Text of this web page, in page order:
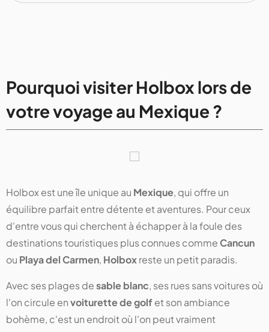
Pourquoi visiter Holbox lors de
votre voyage au Mexique ?
Holbox est une île unique au Mexique, qui offre un
équilibre parfait entre détente et aventures. Pour ceux
d'entre vous qui cherchent à échapper à la foule des
destinations touristiques plus connues comme Cancun
ou Playa del Carmen, Holboxreste un petit paradis.
Avec ses plages desable blanc, ses rues sans voitures où
l'on circule envoiturette de golf et son ambiance
bohème, c'est un endroit où l'on peut vraiment